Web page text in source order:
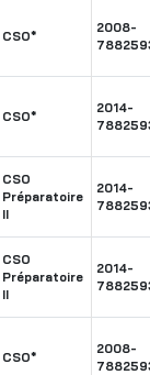
CSO*
2008-
CSO*
2014-
CSO
Préparatoire
II
2014-
CSO
Préparatoire
II
2014-
CSO*
2008-